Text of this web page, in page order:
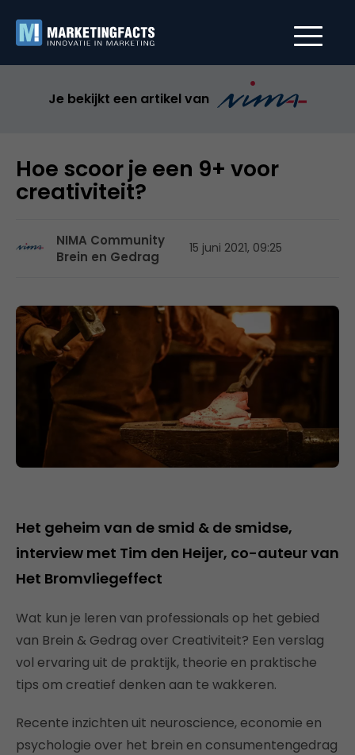
Je bekijkt een artikel van
Hoe scoor je een 9+ voor
creativiteit?
NIMA Community
Brein en Gedrag
15 juni 2021, 09:25
Het geheim van de smid & de smidse,
interview met Tim den Heijer, co-auteur van
Het Bromvliegeffect
Wat kun je leren van professionals op het gebied
van Brein & Gedrag over Creativiteit? Een verslag
vol ervaring uit de praktijk, theorie en praktische
tips om creatief denken aan te wakkeren.
Recente inzichten uit neuroscience, economie en
psychologie over het brein en consumentengedrag